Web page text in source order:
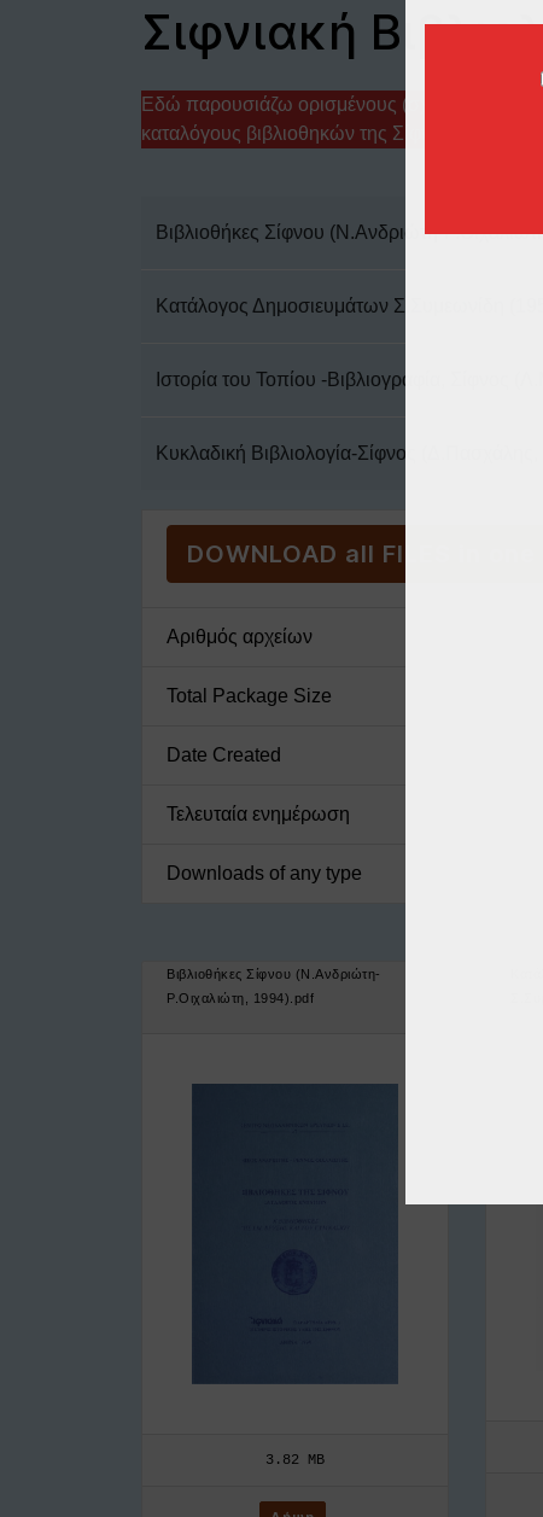
Σιφνιακή
Εδώ παρουσιάζω ορισμένους (σχετικά
καταλόγους βιβλιοθηκών της Σίφνου
Βιβλιοθήκες Σίφνου (Ν.Ανδριώτη-
Κατάλογος Δημοσιευμάτων Σ.Συμεωνίδη
Ιστορία του Τοπίου -Βιβλιογραφία, Σίφνος
Κυκλαδική Βιβλιολογία-Σίφνος (Δ.Πασχάλης,
DOWNLOAD all FILES in one
Αριθμός αρχείων
Total Package Size
Date Created
Τελευταία ενημέρωση
Downloads of any type
Βιβλιοθήκες Σίφνου (Ν.Ανδριώτη-
Ρ.Οιχαλιώτη, 1994).pdf
3.82 MB